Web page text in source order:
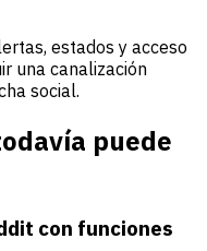
estados y acceso
una canalización
social.
puede
con funciones